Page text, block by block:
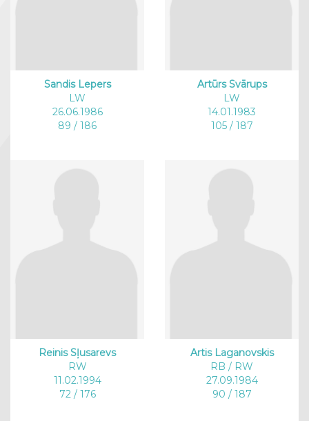
Sandis Lepers
LW
26.06.1986
89 / 186
Artūrs Svārups
LW
14.01.1983
105 / 187
Reinis Sļusarevs
RW
11.02.1994
72 / 176
Artis Laganovskis
RB / RW
27.09.1984
90 / 187